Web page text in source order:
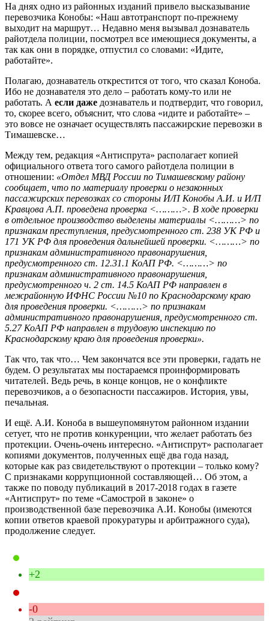
На днях одно из районных изданий привело высказывание
перевозчика Конобы: «Наш автотранспорт по-прежнему
выходит на маршрут… Недавно меня вызывал дознаватель
райотдела полиции, посмотрел все имеющиеся документы, а
так как они в порядке, отпустил со словами: «Идите,
работайте».
Полагаю, дознаватель открестится от того, что сказал Коноба.
Ибо не дознавателя это дело – работать кому-то или не
работать. А если даже дознаватель и подтвердит, что говорил,
то, скорее всего, объяснит, что слова «идите и работайте» –
это вовсе не означает осуществлять пассажирские перевозки в
Тимашевске…
Между тем, редакция «Антиспрута» располагает копией
официального ответа того самого райотдела полиции в
отношении: «Отдел МВД России по Тимашевскому району
сообщает, что по материалу проверки о незаконных
пассажирских перевозках со стороны И/П Конобы А.И. и И/П
Кравцова А.П. проведена проверка <………>. В ходе проверки
в отдельное производство выделены материалы <………> по
признакам преступления, предусмотренного ст. 238 УК РФ и
171 УК РФ для проведения дальнейшей проверки. <………> по
признакам административного правонарушения,
предусмотренного ст. 12.31.1 КоАП РФ. <………> по
признакам административного правонарушения,
предусмотренного ч. 2 ст. 14.5 КоАП РФ направлен в
межрайонную ИФНС России №10 по Краснодарскому краю
для проведения проверки. <………> по признакам
административного правонарушения, предусмотренного ст.
5.27 КоАП РФ направлен в трудовую инспекцию по
Краснодарскому краю для проведения проверки».
Так что, так что… Чем закончатся все эти проверки, гадать не
будем. О результатах мы постараемся проинформировать
читателей. Ведь речь, в конце концов, не о конфликте
перевозчиков, а о безопасности пассажиров. История, увы,
печальная.
И ещё. А.И. Коноба в вышеупомянутом районном издании
сетует, что не против конкуренции, что желает работать без
протекции. Очень-очень интересно. «Антиспрут» располагает
копиями документов, полученных ещё два года назад,
которые как раз свидетельствуют о протекции – только кому?
С признаками коррупционной составляющей… Об этом, а
также по поводу публикаций в 2017-2018 годах в газете
«Антиспрут» по теме «Самострой в законе» о
производственной базе перевозчика А.И. Конобы (имеются
копии ответов краевой прокуратуры и арбитражного суда),
продолжение следует.
+2
-0